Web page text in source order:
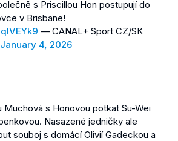
s Priscillou Hon postupují do
v Brisbane!
— CANAL+ Sport CZ/SK
January 4, 2026
s Honovou potkat Su-Wei
Nasazené jedničky ale
souboj s domácí Olivií Gadeckou a